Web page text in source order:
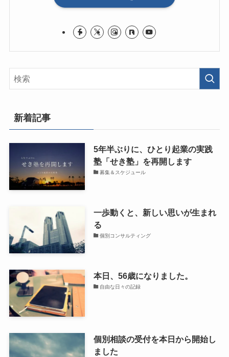
新着記事
5年半ぶりに、ひとり起業の実践
塾「せき塾」を再開します
募集＆スケジュール
一歩動くと、新しい思いが生まれ
る
個別コンサルティング
本日、56歳になりました。
自由な日々の記録
個別相談の受付を本日から開始し
ました